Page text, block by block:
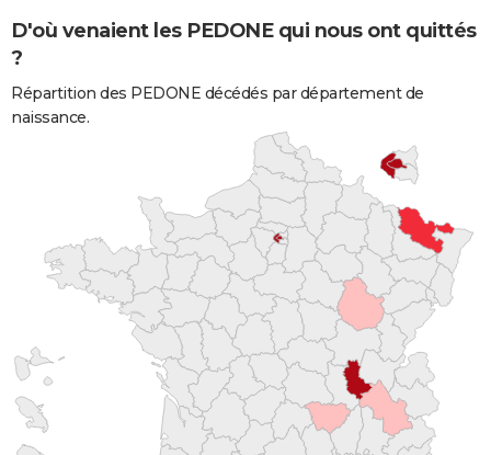
D'où venaient les PEDONE qui nous ont quittés
?
Répartition des PEDONE décédés par département de
naissance.